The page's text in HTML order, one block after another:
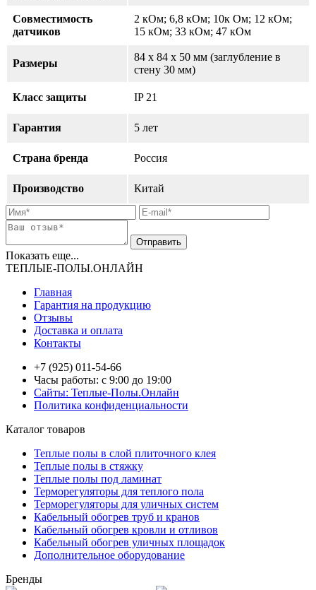
Совместимость
датчиков
2 кОм; 6,8 кОм; 10к Ом; 12 кОм;
15 кОм; 33 кОм; 47 кОм
Размеры
84 х 84 х 50 мм (заглубление в
стену 30 мм)
Класс защиты IP 21
Гарантия 5 лет
Страна бренда Россия
Производство Китай
Показать еще...
ТЕПЛЫЕ-ПОЛЫ.ОНЛАЙН
Главная
Гарантия на продукцию
Отзывы
Доставка и оплата
Контакты
+7 (925) 011-54-66
Часы работы: с 9:00 до 19:00
Сайты: Теплые-Полы.Онлайн
Политика конфиденциальности
Каталог товаров
Теплые полы в слой плиточного клея
Теплые полы в стяжку
Теплые полы под ламинат
Терморегуляторы для теплого пола
Терморегуляторы для уличных систем
Кабельный обогрев труб и кранов
Кабельный обогрев кровли и отливов
Кабельный обогрев уличных площадок
Дополнительное оборудование
Бренды